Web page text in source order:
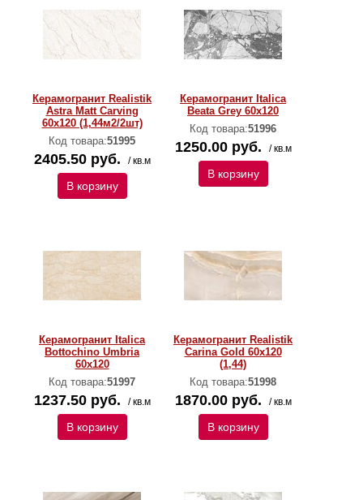
Керамогранит Realistik
Astra Matt Carving
60x120 (1,44м2/2шт)
Код товара:51995
2405.50 руб. / кв.м
В корзину
Керамогранит Italica
Beata Grey 60x120
Код товара:51996
1250.00 руб. / кв.м
В корзину
Керамогранит Italica
Bottochino Umbria
60x120
Код товара:51997
1237.50 руб. / кв.м
В корзину
Керамогранит Realistik
Carina Gold 60x120
(1,44)
Код товара:51998
1870.00 руб. / кв.м
В корзину